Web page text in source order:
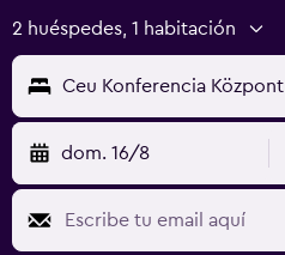
2 huéspedes, 1 habitación
Ceu Konferencia Központ
dom. 16/8